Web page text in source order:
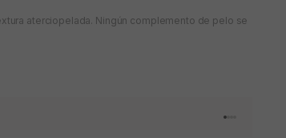
aterciopelada. Ningún complemento de pelo se
Ir al artículo
Ir al